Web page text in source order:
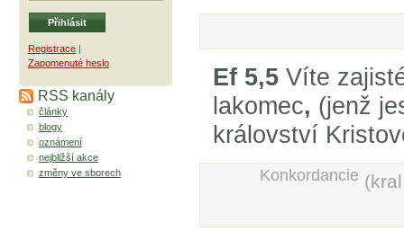
Registrace |
Zapomenuté heslo
RSS kanály
články
blogy
oznámení
nejbližší akce
změny ve sborech
Ef 5,5 Víte
lakomec, (jenž
království
Konkordancie